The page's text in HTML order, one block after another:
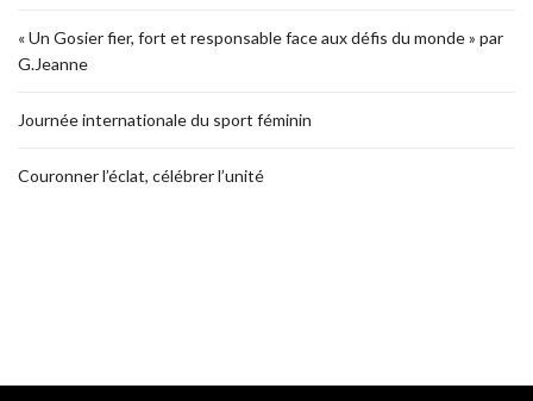
« Un Gosier fier, fort et responsable face aux défis du monde » par
G.Jeanne
Journée internationale du sport féminin
Couronner l’éclat, célébrer l’unité